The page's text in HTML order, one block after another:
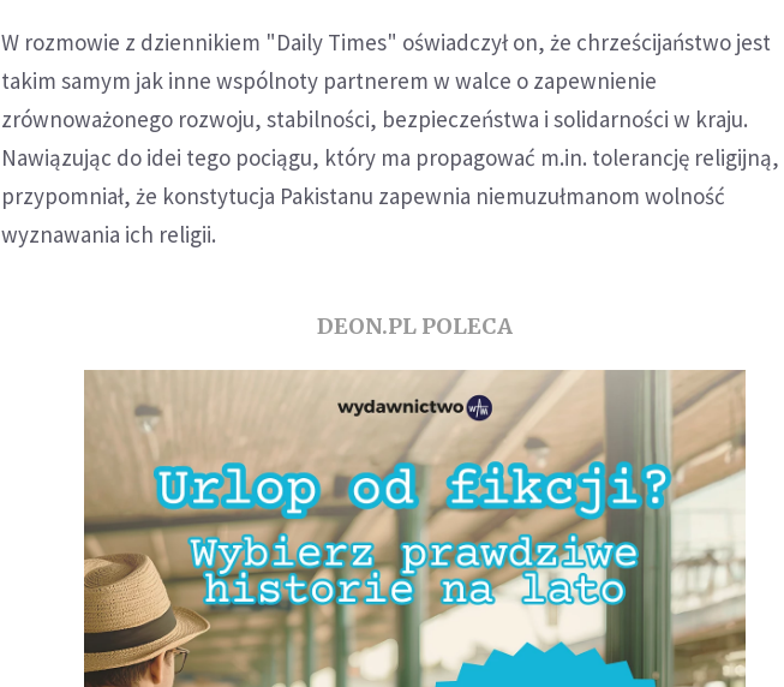
W rozmowie z dziennikiem "Daily Times" oświadczył on, że chrześcijaństwo jest
takim samym jak inne wspólnoty partnerem w walce o zapewnienie
zrównoważonego rozwoju, stabilności, bezpieczeństwa i solidarności w kraju.
Nawiązując do idei tego pociągu, który ma propagować m.in. tolerancję religijną,
przypomniał, że konstytucja Pakistanu zapewnia niemuzułmanom wolność
wyznawania ich religii.
DEON.PL POLECA